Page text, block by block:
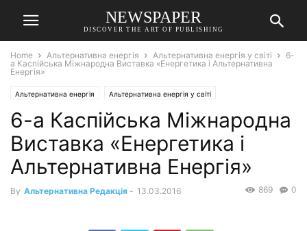
NEWSPAPER
DISCOVER THE ART OF PUBLISHING
Home Альтернативна енергія Альтернативна енергія у світі
6-
а Каспійська Міжнародна Виставка «Енергетика і Альтернативна
Енергія»
Альтернативна енергія Альтернативна енергія у світі
6-а Каспійська Міжнародна
Виставка «Енергетика і
Альтернативна Енергія»
By Альтернативна Редакція - 13.03.2016 0
869